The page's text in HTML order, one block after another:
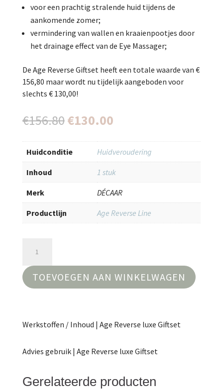
voor een prachtig stralende huid tijdens de
aankomende zomer;
vermindering van wallen en kraaienpootjes door
het drainage effect van de Eye Massager;
De Age Reverse Giftset heeft een totale waarde van €
156,80 maar wordt nu tijdelijk aangeboden voor
slechts € 130,00!
€156.80Oorspronkelijke
was:
€156.80.
€130.00Huidige
is:
€130.00.
Huidconditie Huidveroudering
Inhoud 1 stuk
Merk DÉCAAR
Productlijn Age Reverse Line
Reverse
luxe
Giftset
aantal
TOEVOEGEN AAN WINKELWAGEN
Werkstoffen / Inhoud | Age Reverse luxe Giftset
Advies gebruik | Age Reverse luxe Giftset
Gerelateerde producten